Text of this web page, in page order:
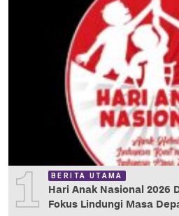
1 BERITA UTAMA
Hari Anak Nasional 2026
Fokus Lindungi Masa